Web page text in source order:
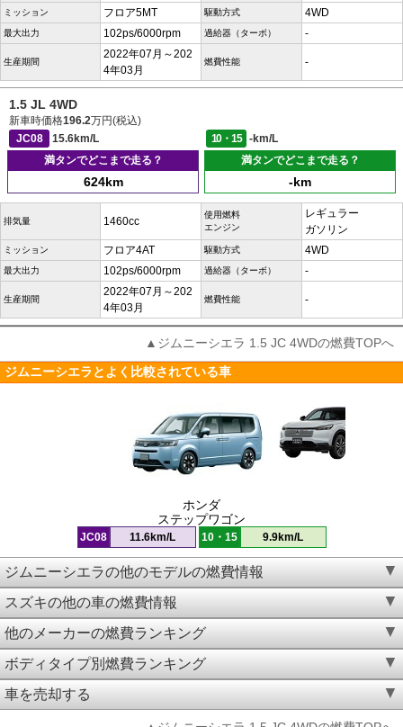
ミッション フロア5MT 駆動方式 4WD
最大出力 102ps/6000rpm 過給器（ターボ） -
生産期間
2022年07月～202
4年03月
燃費性能 -
1.5 JL 4WD
新車時価格196.2万円(税込)
JC08
15.6km/L 10・15
-km/L
満タンでどこまで走る？
624km
満タンでどこまで走る？
-km
排気量 1460cc
使用燃料
エンジン
レギュラー
ガソリン
ミッション フロア4AT 駆動方式 4WD
最大出力 102ps/6000rpm 過給器（ターボ） -
生産期間
2022年07月～202
4年03月
燃費性能 -
▲ジムニーシエラ 1.5 JC 4WDの燃費TOPへ
ジムニーシエラとよく比較されている車
ホンダ
ステップワゴン
JC08 11.6km/L 10・15 9.9km/L
ジムニーシエラの他のモデルの燃費情報
スズキの他の車の燃費情報
他のメーカーの燃費ランキング
ボディタイプ別燃費ランキング
車を売却する